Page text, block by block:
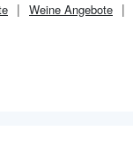
Weine Angebote